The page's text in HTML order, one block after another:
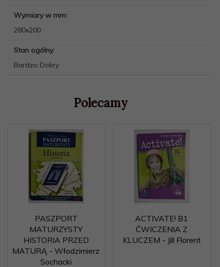
Wymiary w mm:
280x200
Stan ogólny:
Bardzo Dobry
Polecamy
PASZPORT
MATURZYSTY
HISTORIA PRZED
MATURĄ - Włodzimierz
Sochacki
ACTIVATE! B1
ĆWICZENIA Z
KLUCZEM - Jill Florent